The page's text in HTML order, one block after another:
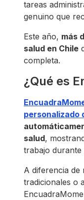
tareas
genuino que
Este año, más
salud en Chile
completa.
¿Qué es
personalizado
salud,
trabajo durante
A diferencia de
tradicionales o